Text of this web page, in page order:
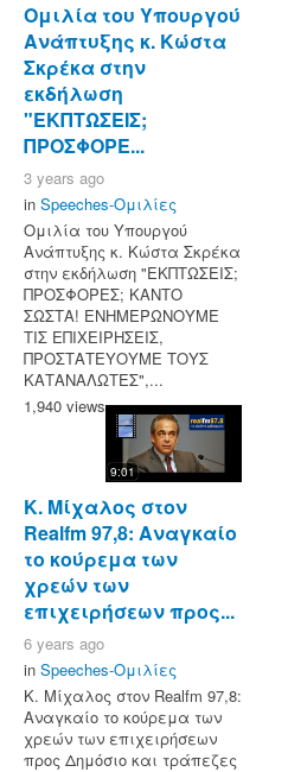
Ομιλία του Υπουργού
Ανάπτυξης κ. Κώστα
Σκρέκα στην
εκδήλωση
"ΕΚΠΤΩΣΕΙΣ;
ΠΡΟΣΦΟΡΕ...
3 years ago
in Speeches-Ομιλίες
Ομιλία του Υπουργού
Ανάπτυξης κ. Κώστα Σκρέκα
στην εκδήλωση "ΕΚΠΤΩΣΕΙΣ;
ΠΡΟΣΦΟΡΕΣ; ΚΑΝΤΟ
ΣΩΣΤΑ! ΕΝΗΜΕΡΩΝΟΥΜΕ
ΤΙΣ ΕΠΙΧΕΙΡΗΣΕΙΣ,
ΠΡΟΣΤΑΤΕΥΟΥΜΕ ΤΟΥΣ
ΚΑΤΑΝΑΛΩΤΕΣ",...
1,940 views
9:01
Κ. Μίχαλος στον
Realfm 97,8: Αναγκαίο
το κούρεμα των
χρεών των
επιχειρήσεων προς...
6 years ago
in Speeches-Ομιλίες
Κ. Μίχαλος στον Realfm 97,8:
Αναγκαίο το κούρεμα των
χρεών των επιχειρήσεων
προς Δημόσιο και τράπεζες